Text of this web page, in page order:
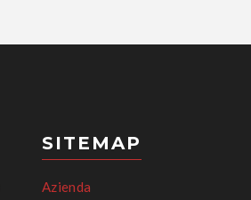
SITEMAP
Azienda